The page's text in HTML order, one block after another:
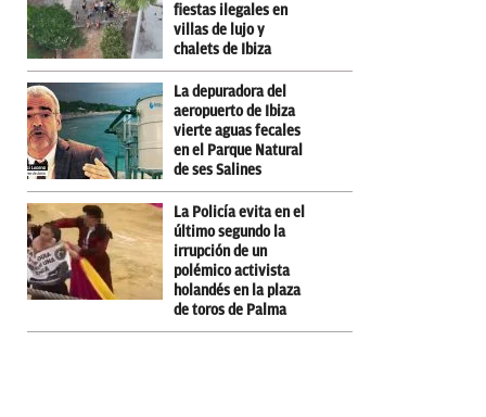
fiestas ilegales en
villas de lujo y
chalets de Ibiza
La depuradora del
aeropuerto de Ibiza
vierte aguas fecales
en el Parque Natural
de ses Salines
La Policía evita en el
último segundo la
irrupción de un
polémico activista
holandés en la plaza
de toros de Palma